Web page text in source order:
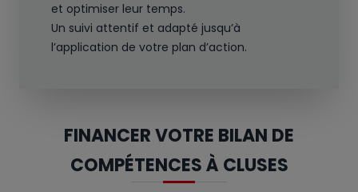
et optimiser leur temps.
Un suivi attentif et adapté jusqu’à
l’application de votre plan d’action.
FINANCER VOTRE BILAN DE
COMPÉTENCES À CLUSES